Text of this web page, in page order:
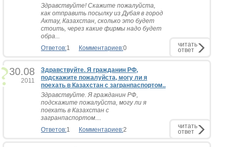
Здравствуйте! Скажите пожалуйста,
как отправить посылку из Дубая в город
Актау, Казахстан, сколько это будет
стоить, через какие фирмы надо будет
обра...
Ответов:1 Комментариев:0 читать
ответ
30.08
2011
Здравствуйте. Я гражданин РФ,
подскажите пожалуйста, могу ли я
поехать в Казахстан с загранпаспортом..
Здравствуйте. Я гражданин РФ,
подскажите пожалуйста, могу ли я
поехать в Казахстан с
загранпаспортом....
Ответов:1 Комментариев:2 читать
ответ